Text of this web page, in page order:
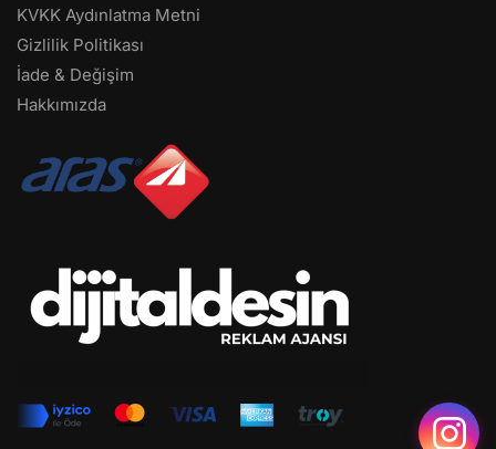
KVKK Aydınlatma Metni
Gizlilik Politikası
İade & Değişim
Hakkımızda